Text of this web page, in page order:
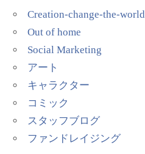
Creation-change-the-world
Out of home
Social Marketing
アート
キャラクター
コミック
スタッフブログ
ファンドレイジング